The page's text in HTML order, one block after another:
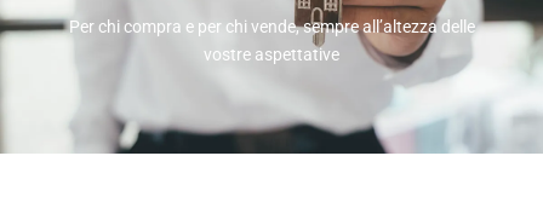
Per chi compra e per chi vende, sempre all’altezza delle
vostre aspettative